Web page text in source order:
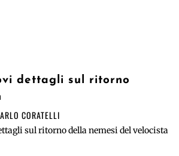
dettagli sul ritorno
CORATELLI
sul ritorno della nemesi del velocista